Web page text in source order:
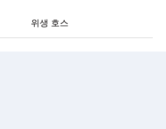
위생 호스